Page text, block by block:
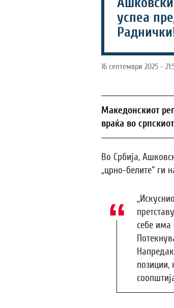
успеа
16 септември 2025 -
Maкедонскиот
враќа во
Во Србија,
„црно-белите“ ги
себе има
позиции,